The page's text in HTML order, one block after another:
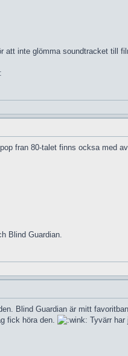
att inte glömma soundtracket till
fran 80-talet finns ocksa med
Blind Guardian.
Blind Guardian är mitt
fick höra den.
Tyvärr